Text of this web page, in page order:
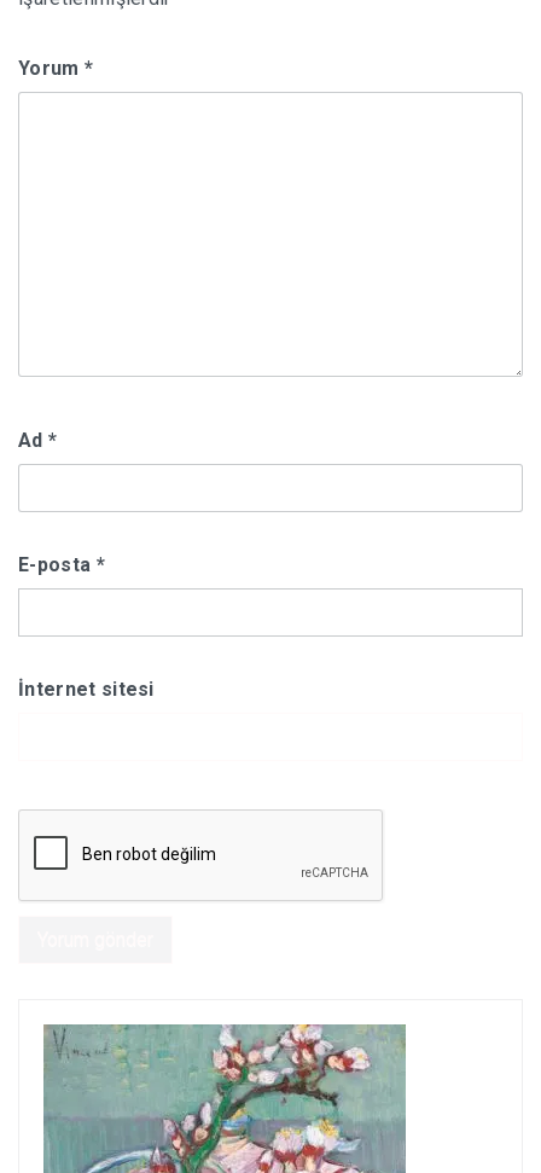
Yorum *
Ad *
E-posta *
İnternet sitesi